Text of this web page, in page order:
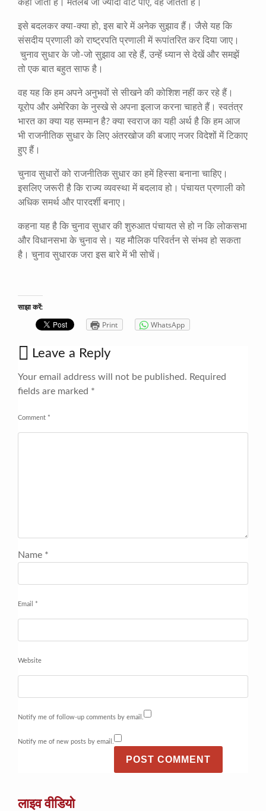
कहा जाता है। मतलब जो ज्यादा वोट पाए, वह जीतता है।
इसे बदलकर क्या-क्या हो, इस बारे में अनेक सुझाव हैं। जैसे यह कि
संसदीय प्रणाली को राष्ट्रपति प्रणाली में रूपांतरित कर दिया जाए।
चुनाव सुधार के जो-जो सुझाव आ रहे हैं, उन्हें ध्यान से देखें और समझें
तो एक बात बहुत साफ है।
वह यह कि हम अपने अनुभवों से सीखने की कोशिश नहीं कर रहे हैं।
यूरोप और अमेरिका के नुस्खे से अपना इलाज करना चाहते हैं। स्वतंत्र
भारत का क्या यह सम्मान है? क्या स्वराज का यही अर्थ है कि हम आज
भी राजनीतिक सुधार के लिए अंतरखोज की बजाए नजर विदेशों में टिकाए
हुए हैं।
चुनाव सुधारों को राजनीतिक सुधार का हमें हिस्सा बनाना चाहिए।
इसलिए जरूरी है कि राज्य व्यवस्था में बदलाव हो। पंचायत प्रणाली को
अधिक समर्थ और पारदर्शी बनाए।
कहना यह है कि चुनाव सुधार की शुरुआत पंचायत से हो न कि लोकसभा
और विधानसभा के चुनाव से। यह मौलिक परिवर्तन से संभव हो सकता
है। चुनाव सुधारक जरा इस बारे में भी सोचें।
साझा करें:
Print WhatsApp
Leave a Reply
Your email address will not be published. Required
fields are marked *
Comment *
Name *
Email *
Website
Notify me of follow-up comments by email.
Notify me of new posts by email.
लाइव वीडियो